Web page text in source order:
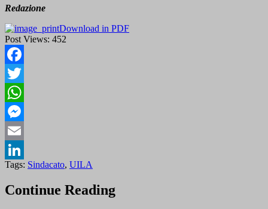
Redazione
Download in PDF
Post Views: 452
Facebook
Twitter
WhatsApp
Messenger
Email
LinkedIn
Tags: Sindacato, UILA
Continue Reading